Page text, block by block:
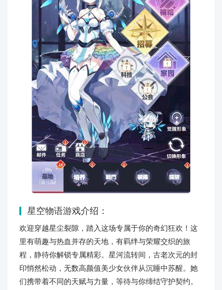
星空物语游戏介绍：
欢迎穿越星尘裂隙，踏入这场专属于你的奇幻狂欢！这
里有萌趣与热血并存的天地，有羁绊与荣耀交织的旅
程，静待你解锁专属精彩。星河流转间，古老次元的封
印悄然松动，无数高颜值美少女伙伴从沉睡中苏醒。她
们携带着不同的天赋与力量，等待与你缔结守护契约。